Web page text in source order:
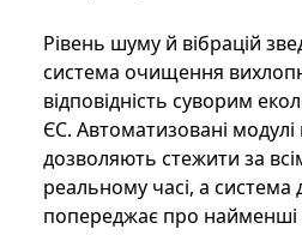
Рівень шуму й вібрацій
система очищення
відповідність суворим
ЄС. Автоматизовані модулі
дозволяють стежити за
реальному часі, а система
попереджає про найменші